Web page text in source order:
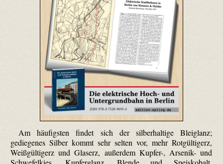
Am häufigsten findet sich der silberhaltige Bleiglanz;
gediegenes Silber kommt sehr selten vor, mehr Rotgültigerz,
Weißgültigerz und Glaserz, außerdem Kupfer-, Arsenik- und